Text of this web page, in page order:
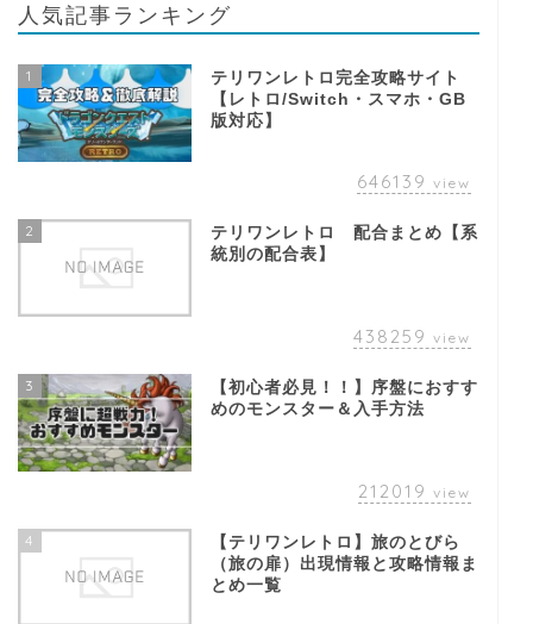
人気記事ランキング
1
テリワンレトロ完全攻略サイト
【レトロ/Switch・スマホ・GB
版対応】
646139 view
2
テリワンレトロ 配合まとめ【系
統別の配合表】
438259 view
3
【初心者必見！！】序盤におすす
めのモンスター＆入手方法
212019 view
4
【テリワンレトロ】旅のとびら
（旅の扉）出現情報と攻略情報ま
とめ一覧